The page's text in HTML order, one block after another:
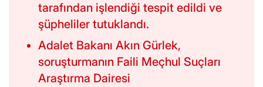
tarafından işlendiği tespit edildi ve
şüpheliler tutuklandı.
Adalet Bakanı Akın Gürlek,
soruşturmanın Faili Meçhul Suçları
Araştırma Dairesi